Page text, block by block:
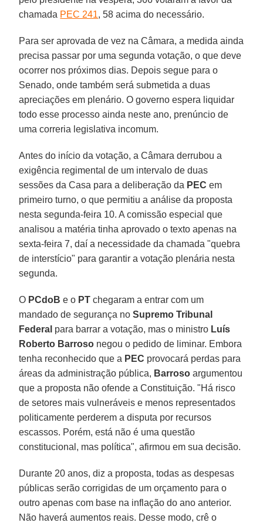
chamada PEC 241, 58 acima do necessário.
Para ser aprovada de vez na Câmara, a medida ainda
precisa passar por uma segunda votação, o que deve
ocorrer nos próximos dias. Depois segue para o
Senado, onde também será submetida a duas
apreciações em plenário. O governo espera liquidar
todo esse processo ainda neste ano, prenúncio de
uma correria legislativa incomum.
Antes do início da votação, a Câmara derrubou a
exigência regimental de um intervalo de duas
sessões da Casa para a deliberação da PEC em
primeiro turno, o que permitiu a análise da proposta
nesta segunda-feira 10. A comissão especial que
analisou a matéria tinha aprovado o texto apenas na
sexta-feira 7, daí a necessidade da chamada "quebra
de interstício" para garantir a votação plenária nesta
segunda.
O PCdoB e o PT chegaram a entrar com um
mandado de segurança noSupremo Tribunal
Federal para barrar a votação, mas o ministro Luís
Roberto Barroso negou o pedido de liminar. Embora
tenha reconhecido que a PEC provocará perdas para
áreas da administração pública, Barroso argumentou
que a proposta não ofende a Constituição. "Há risco
de setores mais vulneráveis e menos representados
politicamente perderem a disputa por recursos
escassos. Porém, está não é uma questão
constitucional, mas política", afirmou em sua decisão.
Durante 20 anos, diz a proposta, todas as despesas
públicas serão corrigidas de um orçamento para o
outro apenas com base na inflação do ano anterior.
Não haverá aumentos reais. Desse modo, crê o